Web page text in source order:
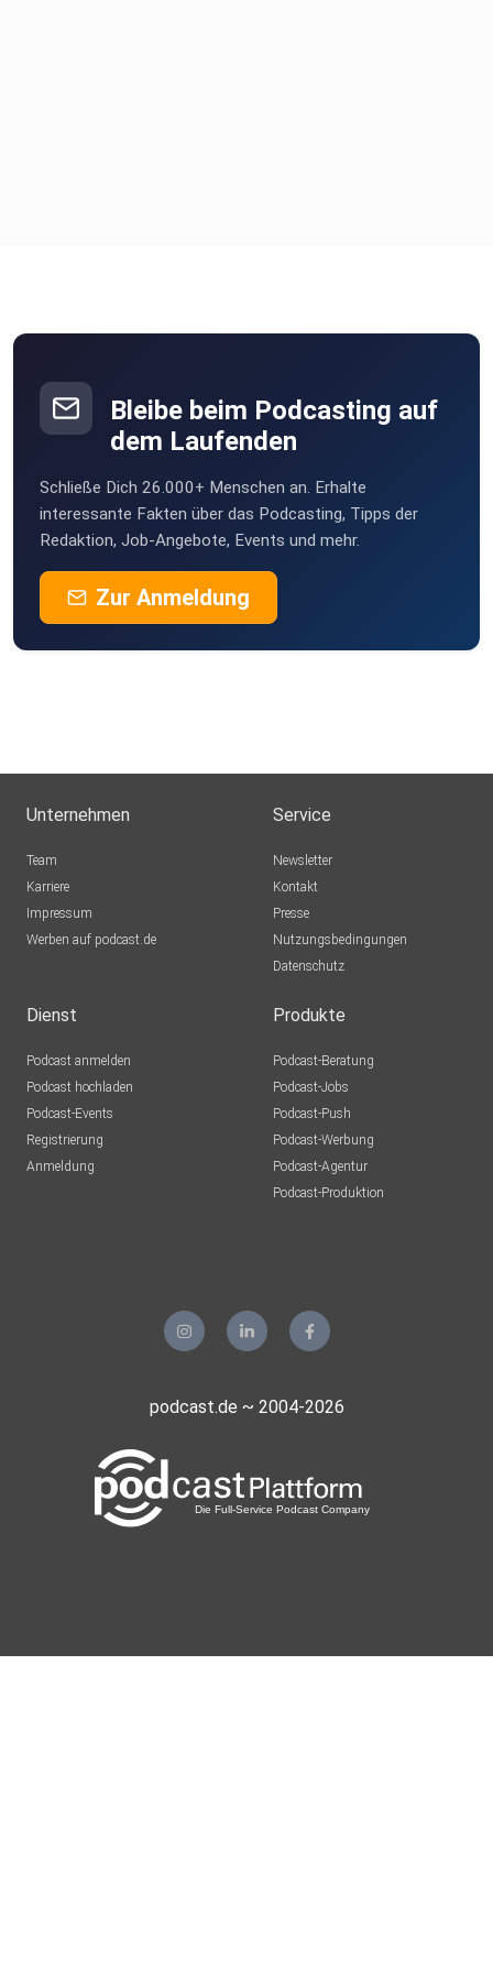
Zu Elena:
⁠⁠⁠⁠⁠⁠⁠⁠⁠⁠⁠⁠⁠⁠⁠⁠⁠⁠⁠⁠⁠Buch PRO AGE LIFE mit
Ernährungs-Tipps⁠⁠⁠⁠⁠⁠⁠⁠⁠⁠⁠⁠⁠⁠⁠⁠⁠⁠⁠⁠⁠
⁠⁠⁠⁠⁠⁠⁠⁠⁠⁠⁠⁠⁠⁠⁠⁠⁠⁠⁠⁠⁠Elenas Website⁠⁠⁠⁠⁠⁠⁠⁠⁠⁠⁠⁠⁠⁠⁠⁠⁠⁠⁠⁠⁠⁠
⁠⁠⁠⁠⁠⁠⁠⁠⁠⁠⁠⁠⁠⁠⁠⁠⁠⁠⁠⁠⁠⁠Zum kostenlosen Mini-Kurs "Das kleine
Viel Spaß beim Zuhören und vergiss nicht, die Folge mit
dir
zu
erreichen.
Bleibe beim Podcasting auf
dem Laufenden
Schließe Dich 26.000+ Menschen an. Erhalte
interessante Fakten über das Podcasting, Tipps der
Redaktion, Job-Angebote, Events und mehr.
Zur Anmeldung
Unternehmen
Team
Karriere
Impressum
Werben auf podcast.de
Service
Newsletter
Kontakt
Presse
Nutzungsbedingungen
Datenschutz
Dienst
Podcast anmelden
Podcast hochladen
Podcast-Events
Registrierung
Anmeldung
Produkte
Podcast-Beratung
Podcast-Jobs
Podcast-Push
Podcast-Werbung
Podcast-Agentur
Podcast-Produktion
podcast.de ~ 2004-2026